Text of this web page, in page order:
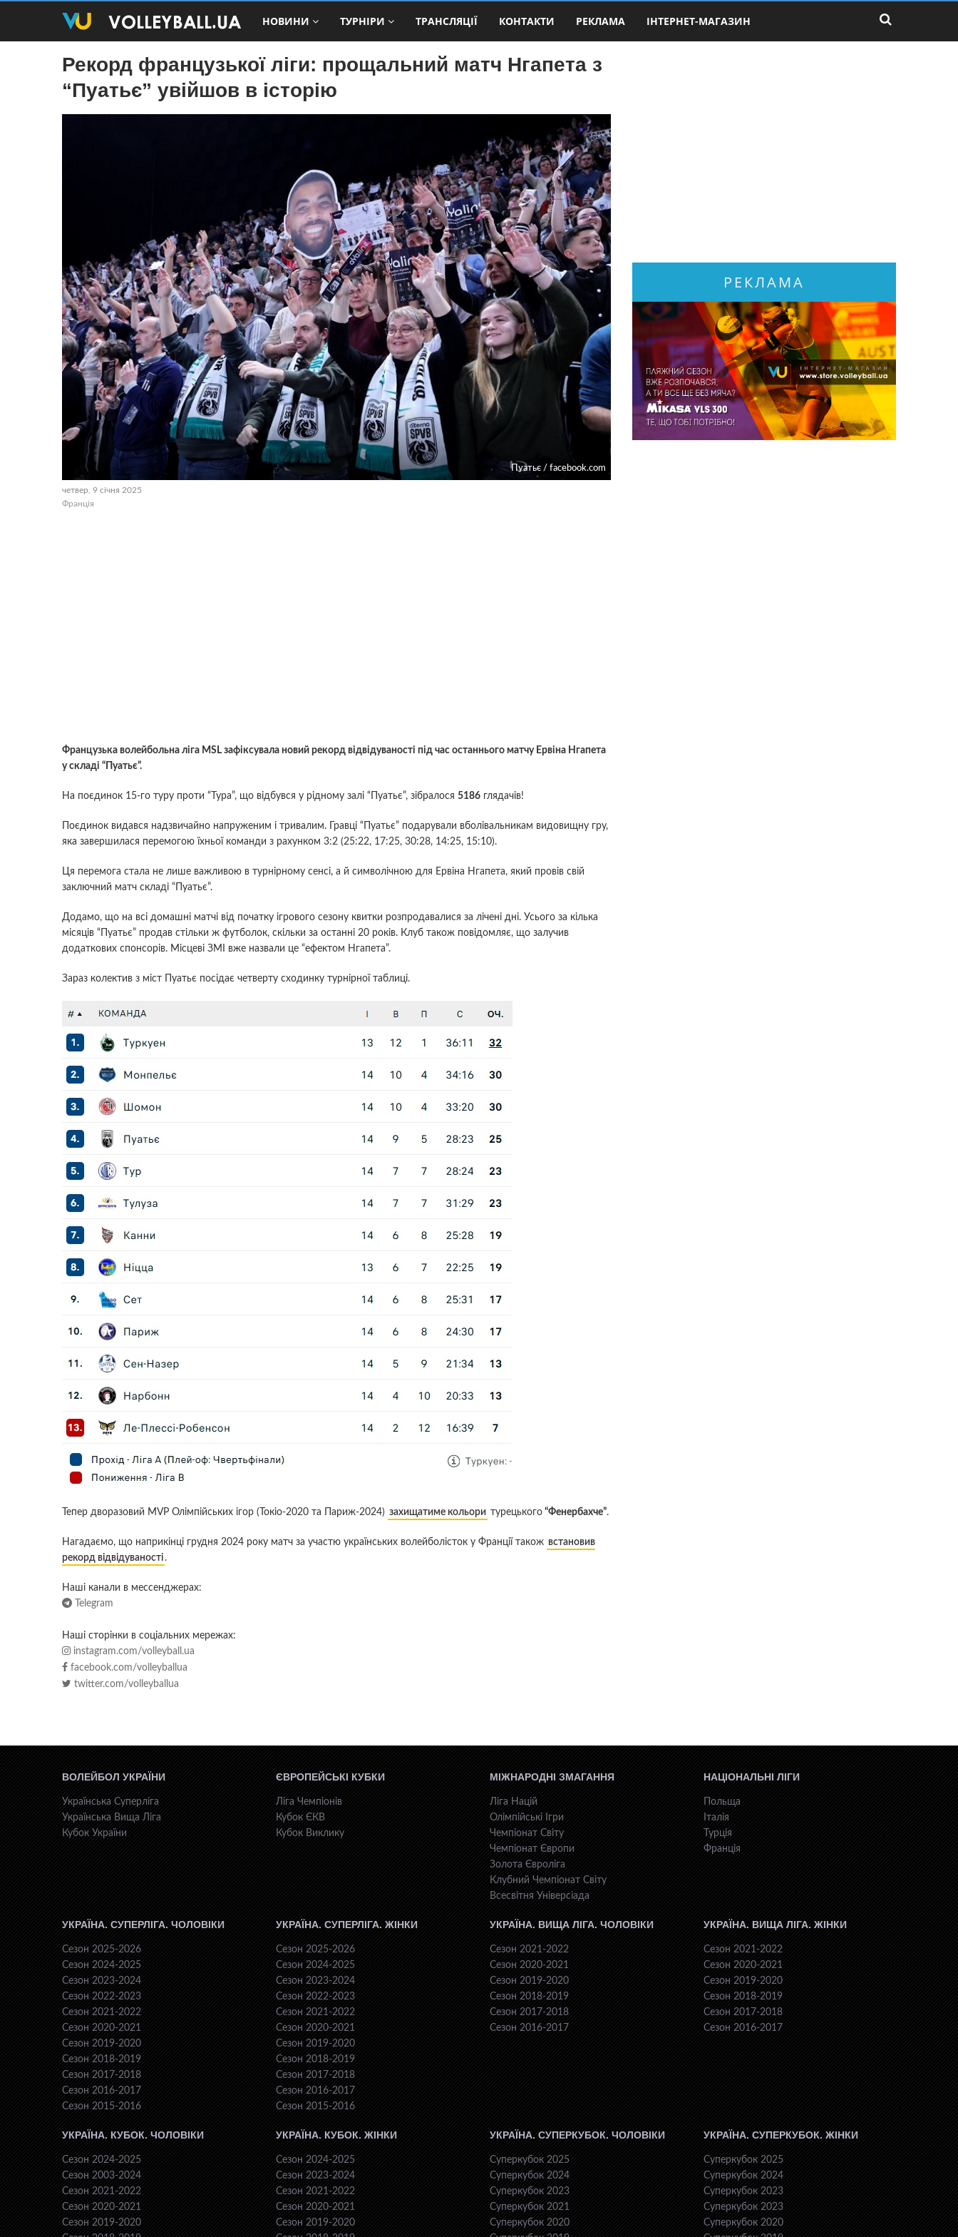
НОВИНИ ТУРНІРИ ТРАНСЛЯЦІЇ КОНТАКТИ РЕКЛАМА ІНТЕРНЕТ-МАГАЗИН
Рекорд французької ліги: прощальний матч Нгапета з
“Пуатьє” увійшов в історію
Пуатьє / facebook.com
четвер, 9 січня 2025
Франція
Французька волейбольна ліга MSL зафіксувала новий рекорд відвідуваності під час останнього матчу Ервіна Нгапета
у складі “Пуатьє”.
На поєдинок 15-го туру проти “Тура”, що відбувся у рідному залі “Пуатьє”, зібралося 5186 глядачів!
Поєдинок видався надзвичайно напруженим і тривалим. Гравці “Пуатьє” подарували вболівальникам видовищну гру,
яка завершилася перемогою їхньої команди з рахунком 3:2 (25:22, 17:25, 30:28, 14:25, 15:10).
Ця перемога стала не лише важливою в турнірному сенсі, а й символічною для Ервіна Нгапета, який провів свій
заключний матч складі “Пуатьє”.
Додамо, що на всі домашні матчі від початку ігрового сезону квитки розпродавалися за лічені дні. Усього за кілька
місяців “Пуатьє” продав стільки ж футболок, скільки за останні 20 років. Клуб також повідомляє, що залучив
додаткових спонсорів. Місцеві ЗМІ вже назвали це “ефектом Нгапета”.
Зараз колектив з міст Пуатьє посідає четверту сходинку турнірної таблиці.
Тепер дворазовий MVP Олімпійських ігор (Токіо-2020 та Париж-2024) захищатиме кольори турецького “Фенербахче”.
Нагадаємо, що наприкінці грудня 2024 року матч за участю українських волейболісток у Франції також встановив
рекорд відвідуваності .
Наші канали в мессенджерах:
Telegram
Наші сторінки в соціальних мережах:
instagram.com/volleyball.ua
facebook.com/volleyballua
twitter.com/volleyballua
РЕКЛАМА
ВОЛЕЙБОЛ УКРАЇНИ
Українська Суперліга
Українська Вища Ліга
Кубок України
ЄВРОПЕЙСЬКІ КУБКИ
Ліга Чемпіонів
Кубок ЄКВ
Кубок Виклику
МІЖНАРОДНІ ЗМАГАННЯ
Ліга Націй
Олімпійські Ігри
Чемпіонат Світу
Чемпіонат Європи
Золота Євроліга
Клубний Чемпіонат Світу
Всесвiтня Унiверсiaда
НАЦІОНАЛЬНІ ЛІГИ
Польща
Італія
Турція
Франція
УКРАЇНА. СУПЕРЛІГА. ЧОЛОВІКИ
Сезон 2025-2026
Сезон 2024-2025
Сезон 2023-2024
Сезон 2022-2023
Сезон 2021-2022
Сезон 2020-2021
Сезон 2019-2020
Сезон 2018-2019
Сезон 2017-2018
Сезон 2016-2017
Сезон 2015-2016
УКРАЇНА. СУПЕРЛІГА. ЖІНКИ
Сезон 2025-2026
Сезон 2024-2025
Сезон 2023-2024
Сезон 2022-2023
Сезон 2021-2022
Сезон 2020-2021
Сезон 2019-2020
Сезон 2018-2019
Сезон 2017-2018
Сезон 2016-2017
Сезон 2015-2016
УКРАЇНА. ВИЩА ЛІГА. ЧОЛОВІКИ
Сезон 2021-2022
Сезон 2020-2021
Сезон 2019-2020
Сезон 2018-2019
Сезон 2017-2018
Сезон 2016-2017
УКРАЇНА. ВИЩА ЛІГА. ЖІНКИ
Сезон 2021-2022
Сезон 2020-2021
Сезон 2019-2020
Сезон 2018-2019
Сезон 2017-2018
Сезон 2016-2017
УКРАЇНА. КУБОК. ЧОЛОВІКИ
Сезон 2024-2025
Сезон 2003-2024
Сезон 2021-2022
Сезон 2020-2021
Сезон 2019-2020
УКРАЇНА. КУБОК. ЖІНКИ
Сезон 2024-2025
Сезон 2023-2024
Сезон 2021-2022
Сезон 2020-2021
Сезон 2019-2020
УКРАЇНА. СУПЕРКУБОК. ЧОЛОВІКИ
Суперкубок 2025
Суперкубок 2024
Суперкубок 2023
Суперкубок 2021
Суперкубок 2020
УКРАЇНА. СУПЕРКУБОК. ЖІНКИ
Суперкубок 2025
Суперкубок 2024
Суперкубок 2023
Суперкубок 2023
Суперкубок 2020